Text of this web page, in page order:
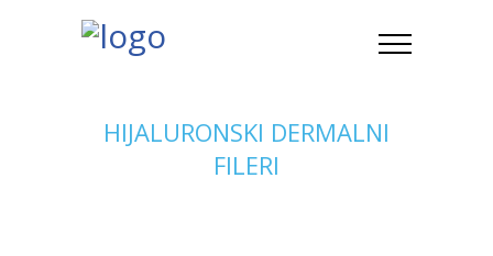
HIJALURONSKI DERMALNI
FILERI